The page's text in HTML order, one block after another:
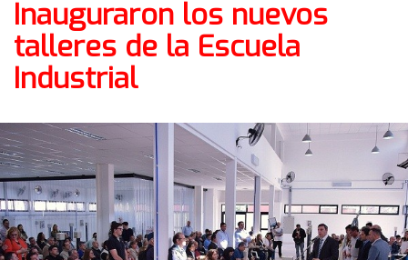
Inauguraron los nuevos
talleres de la Escuela
Industrial